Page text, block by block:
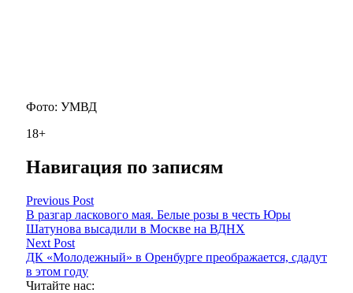
Фото: УМВД
18+
Навигация по записям
Previous Post
В разгар ласкового мая. Белые розы в честь Юры
Шатунова высадили в Москве на ВДНХ
Next Post
ДК «Молодежный» в Оренбурге преображается, сдадут
в этом году
Читайте нас: